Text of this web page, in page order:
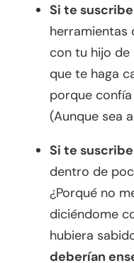
Si te
herramientas
con tu hijo de
que te haga
porque
(Aunque sea
Si te
dentro de
¿Porqué no
diciéndome
hubiera
deberían